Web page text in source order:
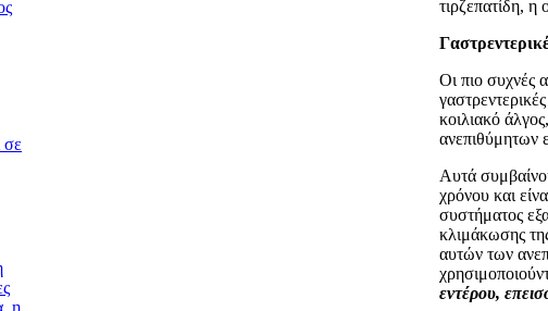
τιρζεπατίδη, η
Οι πιο συχνές
κοιλιακό
ανεπιθύμητων
Αυτά
χρόνου και
συστήματος
κλιμάκωσης
αυτών των
εντέρου,
σε